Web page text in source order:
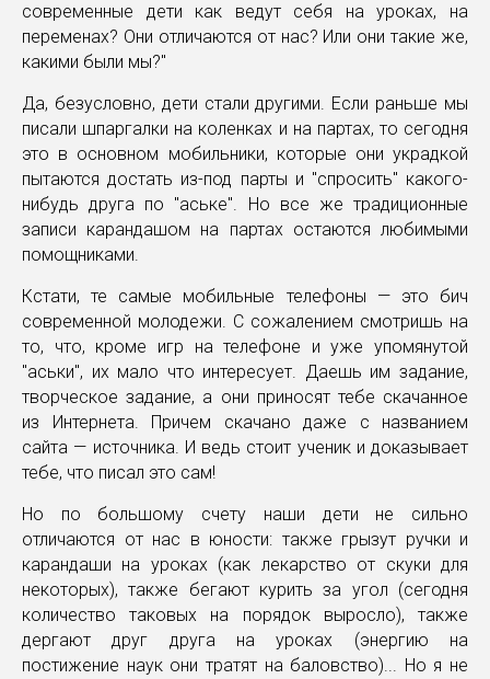
современные дети как ведут себя на уроках, на
переменах? Они отличаются от нас? Или они такие же,
какими были мы?"
Да, безусловно, дети стали другими. Если раньше мы
писали шпаргалки на коленках и на партах, то сегодня
это в основном мобильники, которые они украдкой
пытаются достать из-под парты и "спросить" какого-
нибудь друга по "аське". Но все же традиционные
записи карандашом на партах остаются любимыми
помощниками.
Кстати, те самые мобильные телефоны — это бич
современной молодежи. С сожалением смотришь на
то, что, кроме игр на телефоне и уже упомянутой
"аськи", их мало что интересует. Даешь им задание,
творческое задание, а они приносят тебе скачанное
из Интернета. Причем скачано даже с названием
сайта — источника. И ведь стоит ученик и доказывает
тебе, что писал это сам!
Но по большому счету наши дети не сильно
отличаются от нас в юности: также грызут ручки и
карандаши на уроках (как лекарство от скуки для
некоторых), также бегают курить за угол (сегодня
количество таковых на порядок выросло), также
дергают друг друга на уроках (энергию на
постижение наук они тратят на баловство)... Но я не